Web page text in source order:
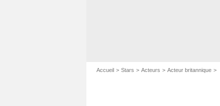
Accueil Stars Acteurs Acteur britannique